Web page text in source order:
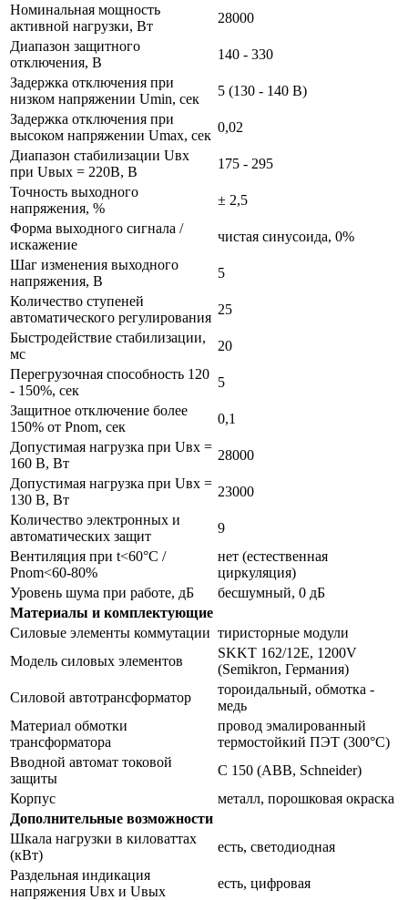
Номинальная мощность
активной нагрузки, Вт
28000
Диапазон защитного
отключения, В
140 - 330
Задержка отключения при
низком напряжении Umin, сек
5 (130 - 140 В)
Задержка отключения при
высоком напряжении Umax, сек
0,02
Диапазон стабилизации Uвх
при Uвых = 220В, В
175 - 295
Точность выходного
напряжения, %
± 2,5
Форма выходного сигнала /
искажение
чистая синусоида, 0%
Шаг изменения выходного
напряжения, В
5
Количество ступеней
автоматического регулирования
25
Быстродействие стабилизации,
мс
20
Перегрузочная способность 120
- 150%, сек
5
Защитное отключение более
150% от Pnom, сек
0,1
Допустимая нагрузка при Uвх =
160 В, Вт
28000
Допустимая нагрузка при Uвх =
130 В, Вт
23000
Количество электронных и
автоматических защит
9
Вентиляция при t<60°С /
Pnom<60-80%
нет (естественная
циркуляция)
Уровень шума при работе, дБ
бесшумный, 0 дБ
Материалы и комплектующие
Силовые элементы коммутации тиристорные модули
Модель силовых элементов
SKKT 162/12E, 1200V
(Semikron, Германия)
Силовой автотрансформатор
тороидальный, обмотка -
медь
Материал обмотки
трансформатора
провод эмалированный
термостойкий ПЭТ (300°С)
Вводной автомат токовой
защиты
С 150 (ABB, Schneider)
Корпус
металл, порошковая окраска
Дополнительные возможности
Шкала нагрузки в киловаттах
(кВт)
есть, светодиодная
Раздельная индикация
напряжения Uвх и Uвых
есть, цифровая